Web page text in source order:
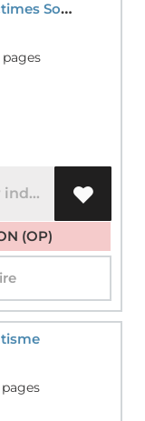
Comment Aider Les Victimes Souffrant De Stress Post-traumatique : Guide A L'intention Des Therapeutes
pages
(OP)
(OP)